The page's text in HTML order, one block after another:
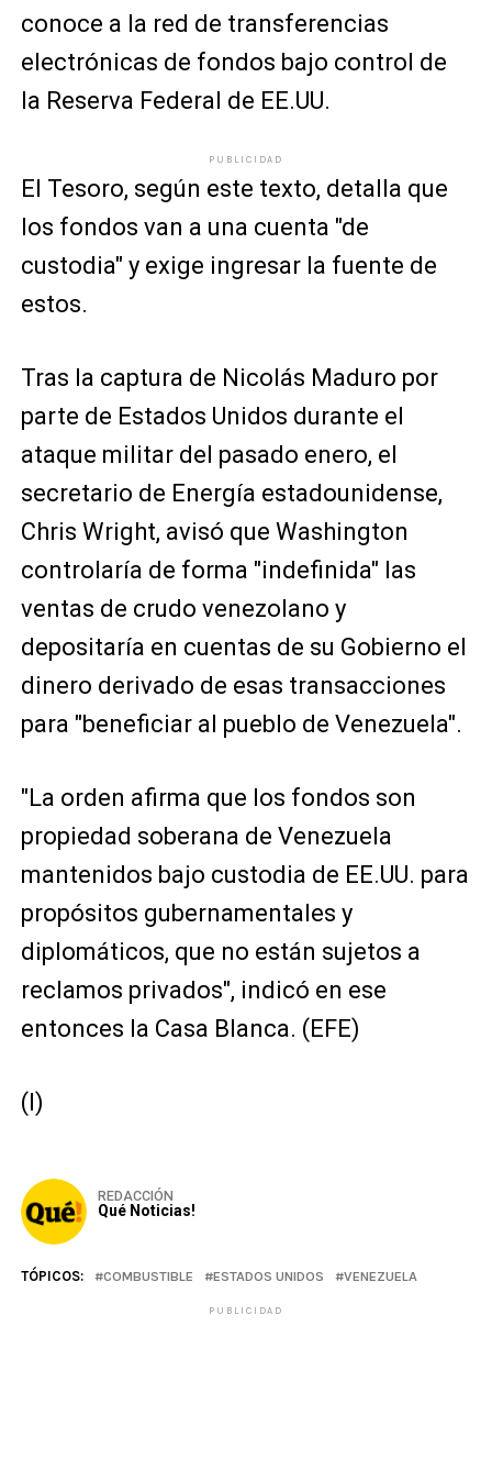
conoce a la red de transferencias
electrónicas de fondos bajo control de
la Reserva Federal de EE.UU.
PUBLICIDAD
El Tesoro, según este texto, detalla que
los fondos van a una cuenta "de
custodia" y exige ingresar la fuente de
estos.
Tras la captura de Nicolás Maduro por
parte de Estados Unidos durante el
ataque militar del pasado enero, el
secretario de Energía estadounidense,
Chris Wright, avisó que Washington
controlaría de forma "indefinida" las
ventas de crudo venezolano y
depositaría en cuentas de su Gobierno el
dinero derivado de esas transacciones
para "beneficiar al pueblo de Venezuela".
"La orden afirma que los fondos son
propiedad soberana de Venezuela
mantenidos bajo custodia de EE.UU. para
propósitos gubernamentales y
diplomáticos, que no están sujetos a
reclamos privados", indicó en ese
entonces la Casa Blanca. (EFE)
(I)
REDACCIÓN
Qué Noticias!
TÓPICOS: COMBUSTIBLE ESTADOS UNIDOS VENEZUELA
PUBLICIDAD